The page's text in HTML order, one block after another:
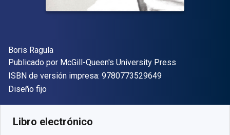
Autor(es)
Boris Ragula
Editor
Publicado por McGill-Queen's University Press
ISBN de versión impresa: 9780773529649"ISBN-13
Formato
Diseño fijo
Libro electrónico